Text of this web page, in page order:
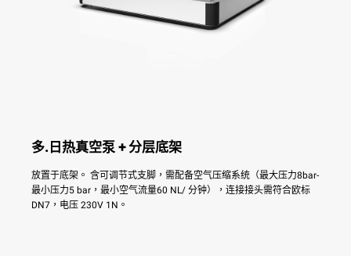
多.日热真空泵 + 分层底架
放置于底架。 含可调节式支脚，需配备空气压缩系统（最大压力8bar-
最小压力5 bar，最小空气流量60 NL/ 分钟），连接接头需符合欧标
DN7，电压 230V 1N。